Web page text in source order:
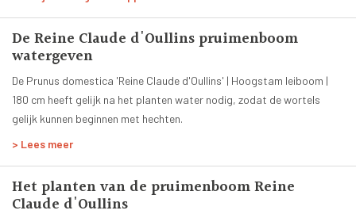
Groen
Groenblijvend:
Nee
Planttijd:
Het hele jaar
Hoogte volgroeide boom:
Leeftijd:
6 jaar
De Reine Claude d'Oullins pruimenboom
watergeven
De Prunus domestica 'Reine Claude d'Oullins' | Hoogstam leiboom |
180 cm heeft gelijk na het planten water nodig, zodat de wortels
gelijk kunnen beginnen met hechten.
> Lees meer
Het planten van de pruimenboom Reine
Claude d'Oullins